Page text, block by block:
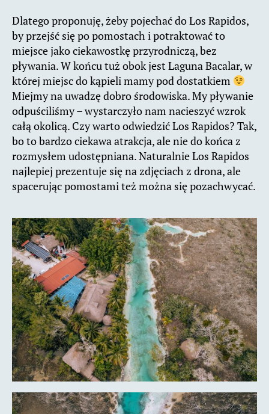
Dlatego proponuję, żeby pojechać do Los Rapidos,
by przejść się po pomostach i potraktować to
miejsce jako ciekawostkę przyrodniczą, bez
pływania. W końcu tuż obok jest Laguna Bacalar, w
której miejsc do kąpieli mamy pod dostatkiem
Miejmy na uwadzę dobro środowiska. My pływanie
odpuściliśmy – wystarczyło nam nacieszyć wzrok
całą okolicą. Czy warto odwiedzić Los Rapidos? Tak,
bo to bardzo ciekawa atrakcja, ale nie do końca z
rozmysłem udostępniana. Naturalnie Los Rapidos
najlepiej prezentuje się na zdjęciach z drona, ale
spacerując pomostami też można się pozachwycać.